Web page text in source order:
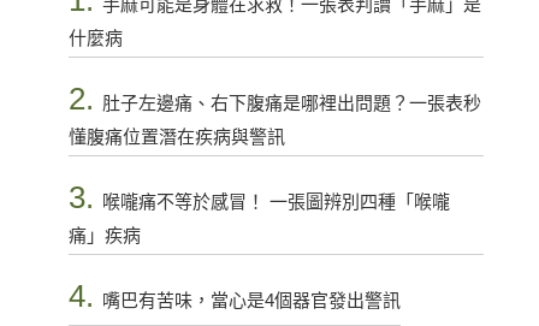
手麻可能是身體在求救！一張表判讀「手麻」是
什麼病
2. 肚子左邊痛、右下腹痛是哪裡出問題？一張表秒
懂腹痛位置潛在疾病與警訊
3.
喉嚨痛不等於感冒！ 一張圖辨別四種「喉嚨
痛」疾病
4. 嘴巴有苦味，當心是4個器官發出警訊